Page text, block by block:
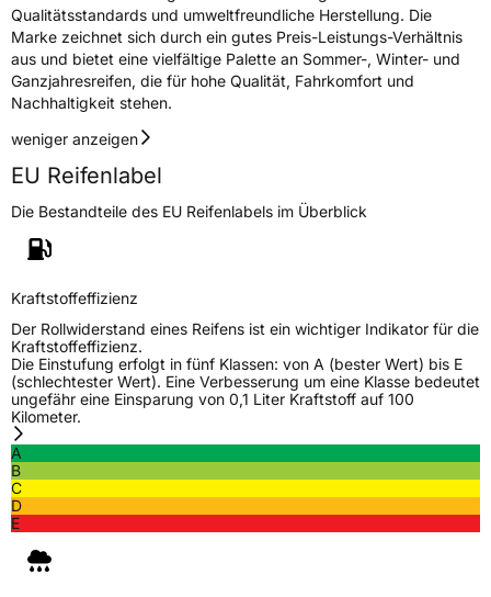
Rollgeräusch (Klasse)B
Rollgeräusch (dB)76
3PMSF / Schneeflockensymbol / Alpine-Symbol
EPREL ID
Allgemeine Produktsicherheit (GPSR)
Herstellerkontakt
SGX CENTRE 2 SINGAPORE 068807,
veneeshpillai@omni-united.com
Verantwortliche
in der EU
Qualitätsstandards und umweltfreundliche Herstellung. Die
Marke zeichnet sich durch ein gutes Preis-Leistungs-Verhältnis
aus und bietet eine vielfältige Palette an Sommer-, Winter- und
Ganzjahresreifen, die für hohe Qualität, Fahrkomfort und
Nachhaltigkeit stehen.
weniger anzeigen
EU Reifenlabel
Die Bestandteile des EU Reifenlabels im Überblick
Kraftstoffeffizienz
Der Rollwiderstand eines Reifens ist ein wichtiger Indikator für die
Kraftstoffeffizienz.
Die Einstufung erfolgt in fünf Klassen: von A (bester Wert) bis E
(schlechtester Wert). Eine Verbesserung um eine Klasse bedeutet
ungefähr eine Einsparung von 0,1 Liter Kraftstoff auf 100
Kilometer.
A
B
C
D
E